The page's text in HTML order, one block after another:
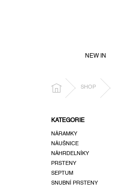
NEW IN
DOMŮ SHOP
KATEGORIE
NÁRAMKY
NÁUŠNICE
NÁHRDELNÍKY
PRSTENY
SEPTUM
SNUBNÍ PRSTENY